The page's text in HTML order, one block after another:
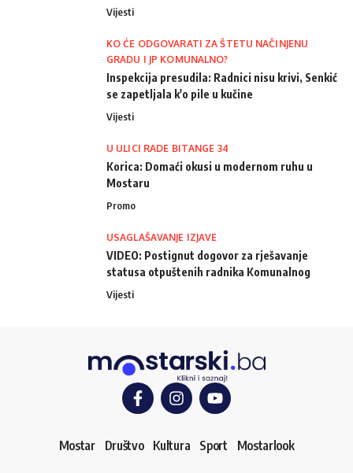
Vijesti
KO ĆE ODGOVARATI ZA ŠTETU NAČINJENU
GRADU I JP KOMUNALNO?
Inspekcija presudila: Radnici nisu krivi, Senkić
se zapetljala k'o pile u kučine
Vijesti
U ULICI RADE BITANGE 34
Korica: Domaći okusi u modernom ruhu u
Mostaru
Promo
USAGLAŠAVANJE IZJAVE
VIDEO: Postignut dogovor za rješavanje
statusa otpuštenih radnika Komunalnog
Vijesti
Mostar Društvo Kultura Sport Mostarlook